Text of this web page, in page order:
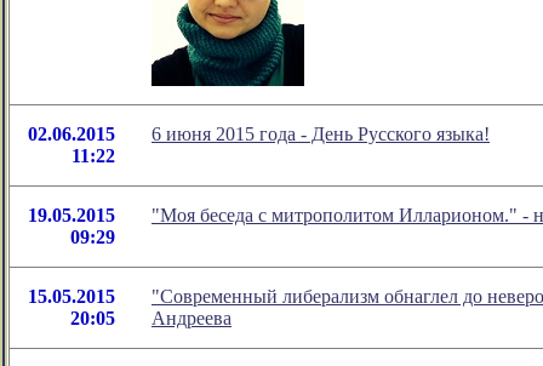
02.06.2015
11:22
6 июня 2015 года - День Русского языка!
19.05.2015
09:29
"Моя беседа с митрополитом Илларионом." -
15.05.2015
20:05
"Современный либерализм обнаглел до
Андреева